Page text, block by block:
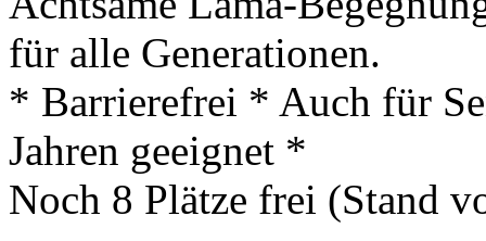
für alle Generationen.
* Barrierefrei * Auch für
Jahren geeignet *
Noch 8 Plätze frei (Stand